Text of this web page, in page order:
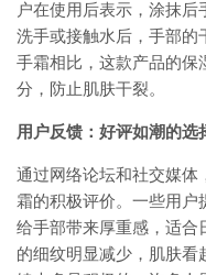
户在使用后表示，涂抹
洗手或接触水后，手部的
手霜相比，这款产品的保
分，防止肌肤干裂。
用户反馈：好评如潮的选
通过网络论坛和社交媒体
霜的积极评价。一些用户
给手部带来厚重感，适合
的细纹明显减少，肌肤看